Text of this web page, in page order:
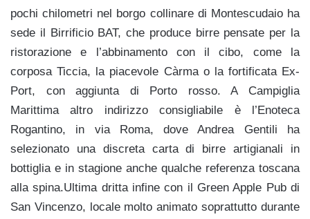
pochi chilometri nel borgo collinare di Montescudaio ha
sede il Birrificio BAT, che produce birre pensate per la
ristorazione e l’abbinamento con il cibo, come la
corposa Ticcia, la piacevole Càrma o la fortificata Ex-
Port, con aggiunta di Porto rosso. A Campiglia
Marittima altro indirizzo consigliabile è l’Enoteca
Rogantino, in via Roma, dove Andrea Gentili ha
selezionato una discreta carta di birre artigianali in
bottiglia e in stagione anche qualche referenza toscana
alla spina.Ultima dritta infine con il Green Apple Pub di
San Vincenzo, locale molto animato soprattutto durante